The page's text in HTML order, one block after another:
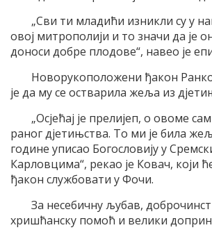
„Сви ти младићи изникли су у
овој митрополији и то значи да је
доноси добре плодове“, навео је
Новорукоположени ђакон
је да му се остварила жеља из
„Осјећај је прелијеп, о овоме
раног дјетињства. То ми је била
године уписао Богословију у
Карловцима“, рекао је Ковач, који
ђакон службовати у Фочи.
За несебичну љубав,
хришћанску помоћ и велики